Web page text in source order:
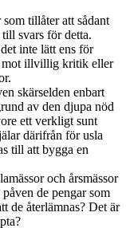
tillåter att sådant
svars för detta.
inte lätt ens för
mot illvillig kritik eller
skärselden enbart
av den djupa nöd
ett verkligt sunt
därifrån för usla
till att bygga en
och årsmässor
de pengar som
de återlämnas? Det är